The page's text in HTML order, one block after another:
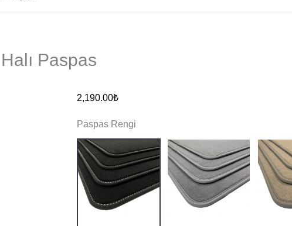
Paspas
2,190.00₺
Paspas Rengi
Citroen
Kalite
Halı
Paspas
adet